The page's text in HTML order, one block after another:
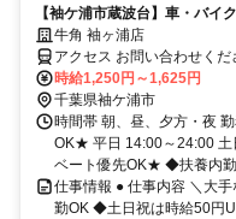
【袖ケ浦市蔵波台】車・バ
お試し 勤務も大歓迎♪
牛角 袖ヶ浦店
アクセス お問い合わせくだ
時給1,250円～1,625円
千葉県袖ケ浦市
時間帯 朝、昼、夕方・夜
OK★ 平日 14:00～24:00
ベート優先OK★ ◆扶養内
仕事情報 ● 仕事内容 ＼大
勤OK ◆土日祝は時給50円